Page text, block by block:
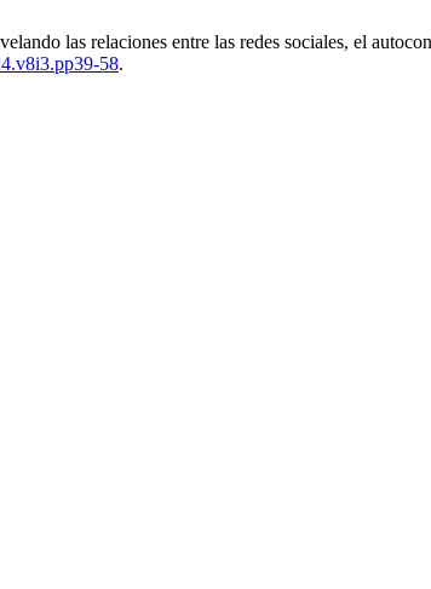
las relaciones entre las redes sociales, el
58.